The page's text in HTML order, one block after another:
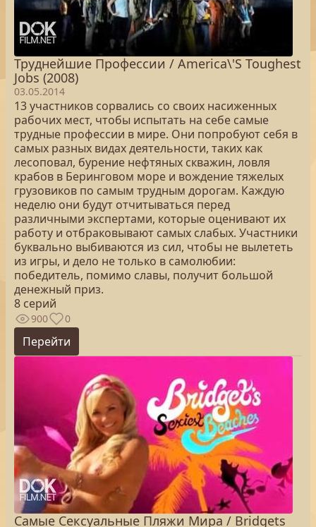
Труднейшие Профессии / America\'S Toughest
Jobs (2008)
03.05.2014
13 участников сорвались со своих насиженных
рабочих мест, чтобы испытать на себе самые
трудные профессии в мире. Они попробуют себя в
самых разных видах деятельности, таких как
лесоповал, бурение нефтяных скважин, ловля
крабов в Беринговом море и вождение тяжелых
грузовиков по самым трудным дорогам. Каждую
неделю они будут отчитываться перед
различными экспертами, которые оценивают их
работу и отбраковывают самых слабых. Участники
буквально выбиваются из сил, чтобы не вылететь
из игры, и дело не только в самолюбии:
победитель, помимо славы, получит большой
денежный приз.
8 серий
900 0
Перейти
Самые Сексуальные Пляжи Мира / Bridgets